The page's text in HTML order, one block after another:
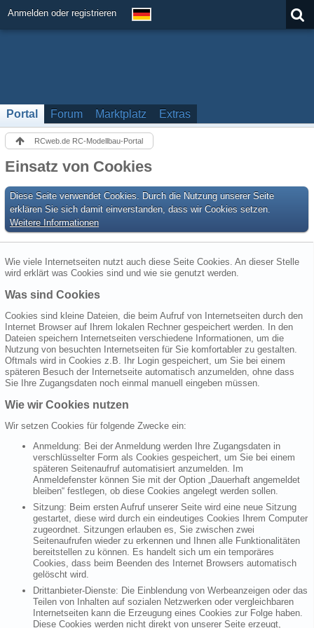
Anmelden oder registrieren
Portal Forum Marktplatz Extras
RCweb.de RC-Modellbau-Portal
Einsatz von Cookies
Diese Seite verwendet Cookies. Durch die Nutzung unserer Seite
erklären Sie sich damit einverstanden, dass wir Cookies setzen.
Weitere Informationen
Wie viele Internetseiten nutzt auch diese Seite Cookies. An dieser Stelle
wird erklärt was Cookies sind und wie sie genutzt werden.
Was sind Cookies
Cookies sind kleine Dateien, die beim Aufruf von Internetseiten durch den
Internet Browser auf Ihrem lokalen Rechner gespeichert werden. In den
Dateien speichern Internetseiten verschiedene Informationen, um die
Nutzung von besuchten Internetseiten für Sie komfortabler zu gestalten.
Oftmals wird in Cookies z.B. Ihr Login gespeichert, um Sie bei einem
späteren Besuch der Internetseite automatisch anzumelden, ohne dass
Sie Ihre Zugangsdaten noch einmal manuell eingeben müssen.
Wie wir Cookies nutzen
Wir setzen Cookies für folgende Zwecke ein:
Anmeldung: Bei der Anmeldung werden Ihre Zugangsdaten in
verschlüsselter Form als Cookies gespeichert, um Sie bei einem
späteren Seitenaufruf automatisiert anzumelden. Im
Anmeldefenster können Sie mit der Option „Dauerhaft angemeldet
bleiben“ festlegen, ob diese Cookies angelegt werden sollen.
Sitzung: Beim ersten Aufruf unserer Seite wird eine neue Sitzung
gestartet, diese wird durch ein eindeutiges Cookies Ihrem Computer
zugeordnet. Sitzungen erlauben es, Sie zwischen zwei
Seitenaufrufen wieder zu erkennen und Ihnen alle Funktionalitäten
bereitstellen zu können. Es handelt sich um ein temporäres
Cookies, dass beim Beenden des Internet Browsers automatisch
gelöscht wird.
Drittanbieter-Dienste: Die Einblendung von Werbeanzeigen oder das
Teilen von Inhalten auf sozialen Netzwerken oder vergleichbaren
Internetseiten kann die Erzeugung eines Cookies zur Folge haben.
Diese Cookies werden nicht direkt von unserer Seite erzeugt,